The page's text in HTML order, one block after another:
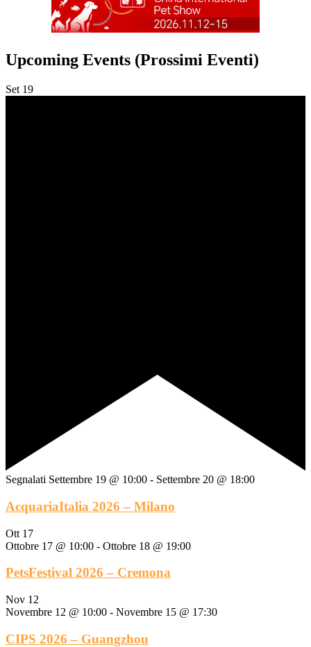
Upcoming Events (Prossimi Eventi)
Set 19
Segnalati Settembre 19 @ 10:00 - Settembre 20 @ 18:00
AcquariaItalia 2026 – Milano
Ott 17
Ottobre 17 @ 10:00 - Ottobre 18 @ 19:00
PetsFestival 2026 – Cremona
Nov 12
Novembre 12 @ 10:00 - Novembre 15 @ 17:30
CIPS 2026 – Guangzhou